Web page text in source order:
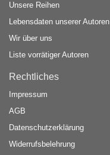
Unsere Reihen
Lebensdaten unserer Autoren
Wir über uns
Liste vorrätiger Autoren
Rechtliches
Impressum
AGB
Datenschutzerklärung
Widerrufsbelehrung